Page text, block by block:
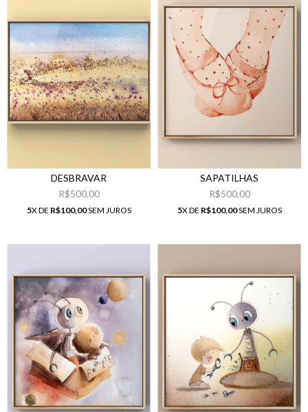
DESBRAVAR
R$500,00
5X DE R$100,00SEM JUROS
SAPATILHAS
R$500,00
5X DE R$100,00SEM JUROS